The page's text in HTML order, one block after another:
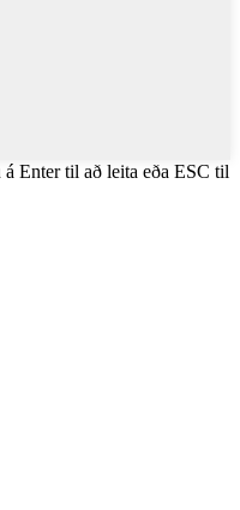
Enter til að leita eða ESC til